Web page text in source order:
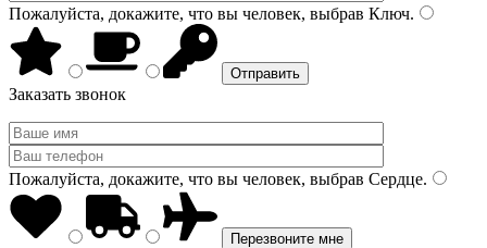
Пожалуйста, докажите, что вы человек, выбрав Ключ.
Заказать звонок
Пожалуйста, докажите, что вы человек, выбрав Сердце.